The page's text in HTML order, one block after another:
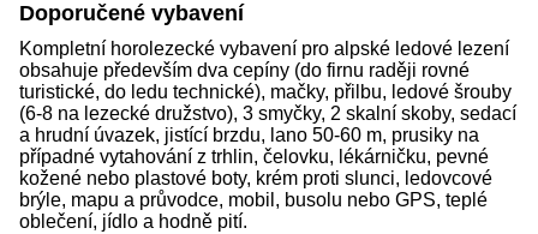
Doporučené vybavení
Kompletní horolezecké vybavení pro alpské ledové lezení
obsahuje především dva cepíny (do firnu raději rovné
turistické, do ledu technické), mačky, přilbu, ledové šrouby
(6-8 na lezecké družstvo), 3 smyčky, 2 skalní skoby, sedací
a hrudní úvazek, jistící brzdu, lano 50-60 m, prusiky na
případné vytahování z trhlin, čelovku, lékárničku, pevné
kožené nebo plastové boty, krém proti slunci, ledovcové
brýle, mapu a průvodce, mobil, busolu nebo GPS, teplé
oblečení, jídlo a hodně pití.